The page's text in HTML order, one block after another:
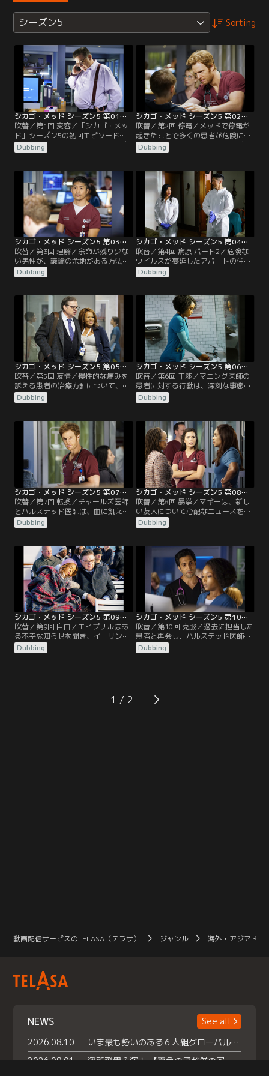
シーズン5 Sorting
シカゴ・メッド シーズン5 第01話／吹替
吹替／第1回 変容／「シカゴ・メッ
ド」シーズン5の初回エピソードで
は、ウィルとナタリーが恐ろしい自
動車事故の後遺症に直面し、命がけ
ーズ医師の父親コーネリアス・ロー
ズの死についての調査が始まる。マ
ギーは生活が一変する知らせを受け
取る。チャールズ医師は新婚旅行を
途中で切り上げ、統合失調症の疑い
がある若い患者を担当する。
Dubbing
シカゴ・メッド シーズン5 第02話／吹替
吹替／第2回 停電／メッドで停電が
起きたことで多くの患者が危険に晒
され、スタッフたちと熱心な医学生
の腕が試される。ナタリーは頭部外
プリルは、自分たちの将来の計画に
ついて考える。
Dubbing
シカゴ・メッド シーズン5 第03話／吹替
吹替／第3回 理解／余命が残り少な
い男性が、議論の余地がある方法で
寿命を守ろうとし、チョイ医師とチ
ャールズ医師は難しい決断を迫られ
ありの患者への対応をめぐって衝突
し、ウィルはナタリーの判断能力に
疑問を呈す。シャロンが、マギーに
補佐の看護師をつけ、マギーは狼狽
える。
Dubbing
シカゴ・メッド シーズン5 第04話／吹替
吹替／第4回 病原 パート2／危険な
ウイルスが蔓延したアパートの住民
全員が隔離される。シカゴ警察はバ
イオテロ事件の手がかりを追い、ウ
る。
Dubbing
シカゴ・メッド シーズン5 第05話／吹替
吹替／第5回 友情／慢性的な痛みを
訴える患者の治療方針について、チ
ョイ医師とマルセル医師は意見が一
致しない。マギーについての噂が広
患者を担当するが、代替医療のみを
信じる両親は彼女の治療方針に難色
Dubbing
シカゴ・メッド シーズン5 第06話／吹替
吹替／第6回 干渉／マニング医師の
患者に対する行動は、深刻な事態を
招いている。エイプリルとノアは、
暴漢に襲われて怪我をした患者につ
師の元に、幼馴染が驚きの事実を告
げにやってくる。
Dubbing
シカゴ・メッド シーズン5 第07話／吹替
吹替／第7回 転換／チャールズ医師
とハルステッド医師は、血に飢えた
患者を担当する。マルセル医師とマ
ギーは、病院のスタッフを招いてザ
係が芽生える一方で、別の関係は険
悪になってしまう。
Dubbing
シカゴ・メッド シーズン5 第08話／吹替
吹替／第8回 暴挙／マギーは、新し
い友人について心配なニュースを聞
き、彼を支えるためにルールを破っ
てしまう。メッドの仲間たちの一人
術のため運び込まれる。SNSのイン
フルエンサーが、自分のファンたち
の投票で治療方針を決めようとし、
チャールズ医師は決断を迫られる。
Dubbing
シカゴ・メッド シーズン5 第09話／吹替
吹替／第9回 自由／エイプリルはあ
る不幸な知らせを聞き、イーサンと
の将来が不安になる。チャールズ医
師とマギーは、辛い時期を目前に控
Dubbing
シカゴ・メッド シーズン5 第10話／吹替
吹替／第10回 克服／過去に担当した
患者と再会し、ハルステッド医師は
動揺する。エイプリルはイーサンに
秘密を打ち明けようとしている。チ
Dubbing
1
動画配信サービスのTELASA（テラサ） ジャンル 海外・アジアドラ
NEWS
See all
2026.08.10
いま最も勢いのある６人組グローバルグル ープ NCT WISHの地上波初冠特番 『NCT WISHの放課後グランプリ』放送決定 メンバーたちが３ペアに分かれ 【平成】をテーマにしたスペシャル企画 で対決 番組撮り下ろしのパフォーマンスも！ TELASA（テラサ）では放送終了後から オリジナルコンテンツを大量配信！
2026.08.01
浮所飛貴主演！ 【夏色の風が僕の家にやってきた】 本日よりテラサで独占配信スタート！